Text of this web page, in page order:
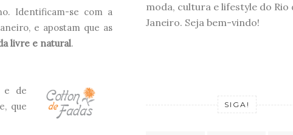
Identificam-se com a
e apostam que as
livre e natural.
e de
que
moda, cultura e lifestyle do Rio
Janeiro. Seja bem-vindo!
SIGA!